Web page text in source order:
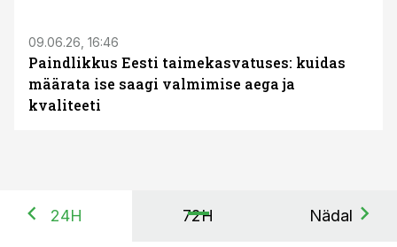
09.06.26, 16:46
Paindlikkus Eesti taimekasvatuses: kuidas
määrata ise saagi valmimise aega ja
kvaliteeti
24H 72H Nädal